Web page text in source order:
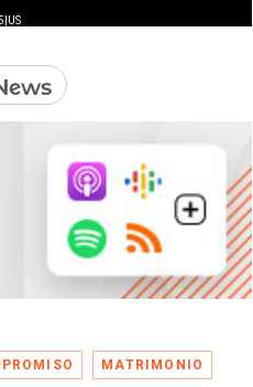
MATRIMONIO